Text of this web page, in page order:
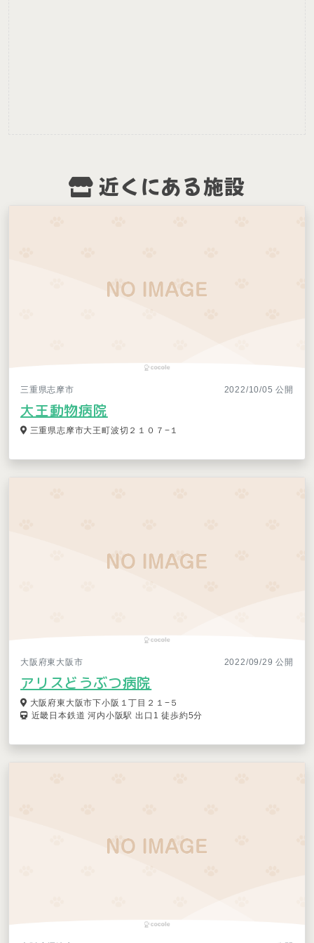
近くにある施設
三重県志摩市 2022/10/05 公開
大王動物病院
三重県志摩市大王町波切２１０７−１
大阪府東大阪市 2022/09/29 公開
アリスどうぶつ病院
大阪府東大阪市下小阪１丁目２１−５
近畿日本鉄道 河内小阪駅 出口1 徒歩約5分